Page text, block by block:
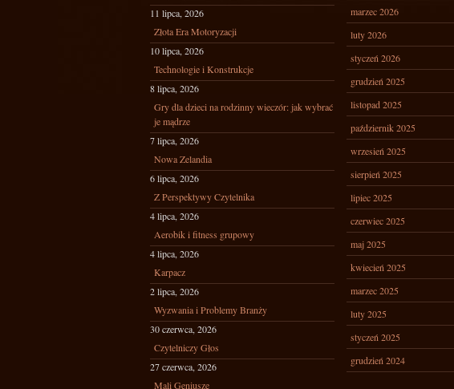
11 lipca, 2026
Złota Era Motoryzacji
10 lipca, 2026
Technologie i Konstrukcje
8 lipca, 2026
Gry dla dzieci na rodzinny wieczór: jak wybrać
je mądrze
7 lipca, 2026
Nowa Zelandia
6 lipca, 2026
Z Perspektywy Czytelnika
4 lipca, 2026
Aerobik i fitness grupowy
4 lipca, 2026
Karpacz
2 lipca, 2026
Wyzwania i Problemy Branży
30 czerwca, 2026
Czytelniczy Głos
27 czerwca, 2026
Mali Geniusze
marzec 2026
luty 2026
styczeń 2026
grudzień 2025
listopad 2025
październik 2025
wrzesień 2025
sierpień 2025
lipiec 2025
czerwiec 2025
maj 2025
kwiecień 2025
marzec 2025
luty 2025
styczeń 2025
grudzień 2024